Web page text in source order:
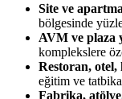
Site ve
bölgesinde
AVM ve plaza
komplekslere
Restoran, otel,
eğitim ve
Fabrika,